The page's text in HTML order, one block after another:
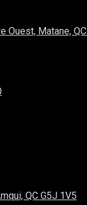
Ouest, Matane, QC
QC G5J 1V5